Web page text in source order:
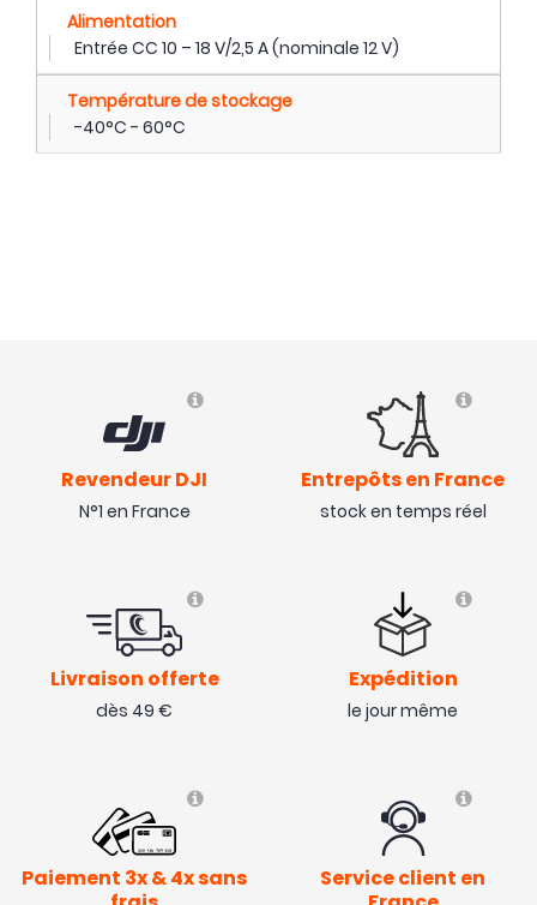
Alimentation
Entrée CC 10 – 18 V/2,5 A (nominale 12 V)
Température de stockage
-40°C - 60°C
Revendeur DJI
N°1 en France
Entrepôts en France
stock en temps réel
Livraison offerte
dès 49 €
Expédition
le jour même
Paiement 3x & 4x sans Service client en